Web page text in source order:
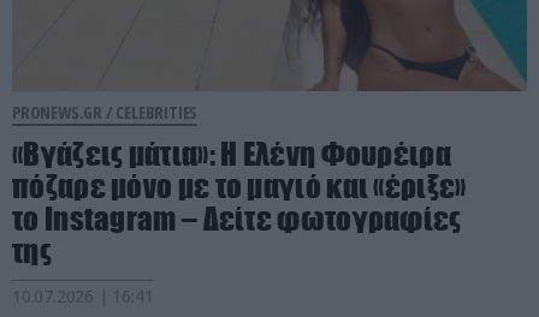
PRONEWS.GR / CELEBRITIES
«Βγάζεις μάτια»: Η Ελένη Φουρέιρα
πόζαρε μόνο με το μαγιό και «έριξε»
το Instagram – Δείτε φωτογραφίες
της
10.07.2026 | 16:41